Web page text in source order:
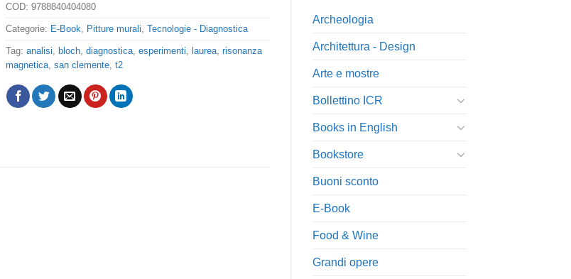
Archeologia
Architettura - Design
Arte e mostre
Bollettino ICR
Books in English
Bookstore
Buoni sconto
E-Book
Food & Wine
Grandi opere
COD: 9788840404080
Categorie: E-Book Pitture murali Tecnologie - Diagnostica
Tag: analisi bloch, diagnostica, esperimenti laurea, risonanza
magnetica, san clemente, t2